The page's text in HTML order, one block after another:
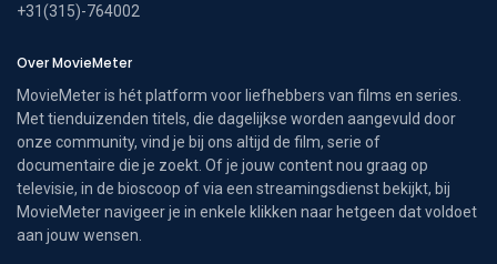
+31(315)-764002
Over MovieMeter
MovieMeter is hét platform voor liefhebbers van films en series.
Met tienduizenden titels, die dagelijkse worden aangevuld door
onze community, vind je bij ons altijd de film, serie of
documentaire die je zoekt. Of je jouw content nou graag op
televisie, in de bioscoop of via een streamingsdienst bekijkt, bij
MovieMeter navigeer je in enkele klikken naar hetgeen dat voldoet
aan jouw wensen.